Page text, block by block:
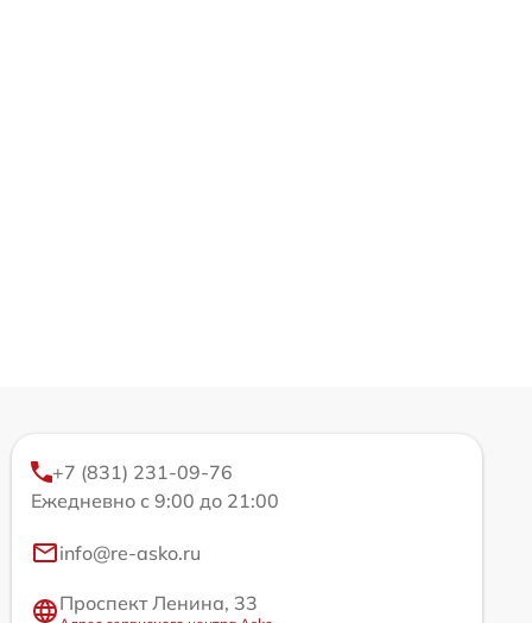
+7 (831) 231-09-76
Ежедневно с 9:00 до 21:00
info@re-asko.ru
Проспект Ленина, 33